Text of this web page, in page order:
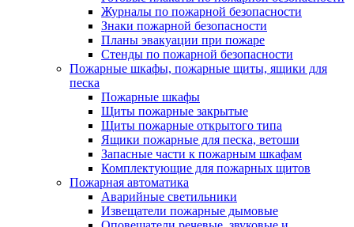
Журналы по пожарной безопасности
Знаки пожарной безопасности
Планы эвакуации при пожаре
Стенды по пожарной безопасности
Пожарные шкафы, пожарные щиты, ящики для
песка
Пожарные шкафы
Щиты пожарные закрытые
Щиты пожарные открытого типа
Ящики пожарные для песка, ветоши
Запасные части к пожарным шкафам
Комплектующие для пожарных щитов
Пожарная автоматика
Аварийные светильники
Извещатели пожарные дымовые